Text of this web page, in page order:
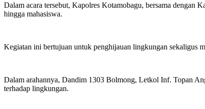
Dalam acara tersebut, Kapolres Kotamobagu, bersama dengan
hingga mahasiswa.
Kegiatan ini bertujuan untuk penghijauan lingkungan sekaligus
Dalam arahannya, Dandim 1303 Bolmong, Letkol Inf. Topan
terhadap lingkungan.